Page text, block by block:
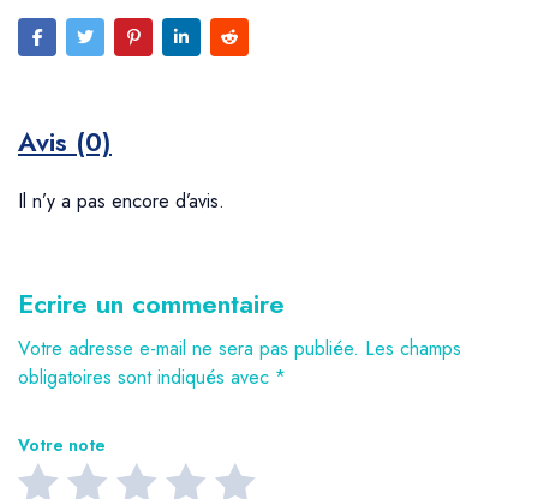
Avis (0)
Il n’y a pas encore d’avis.
Ecrire un commentaire
Votre adresse e-mail ne sera pas publiée. Les champs
obligatoires sont indiqués avec *
Votre note